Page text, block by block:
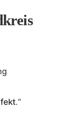
.“